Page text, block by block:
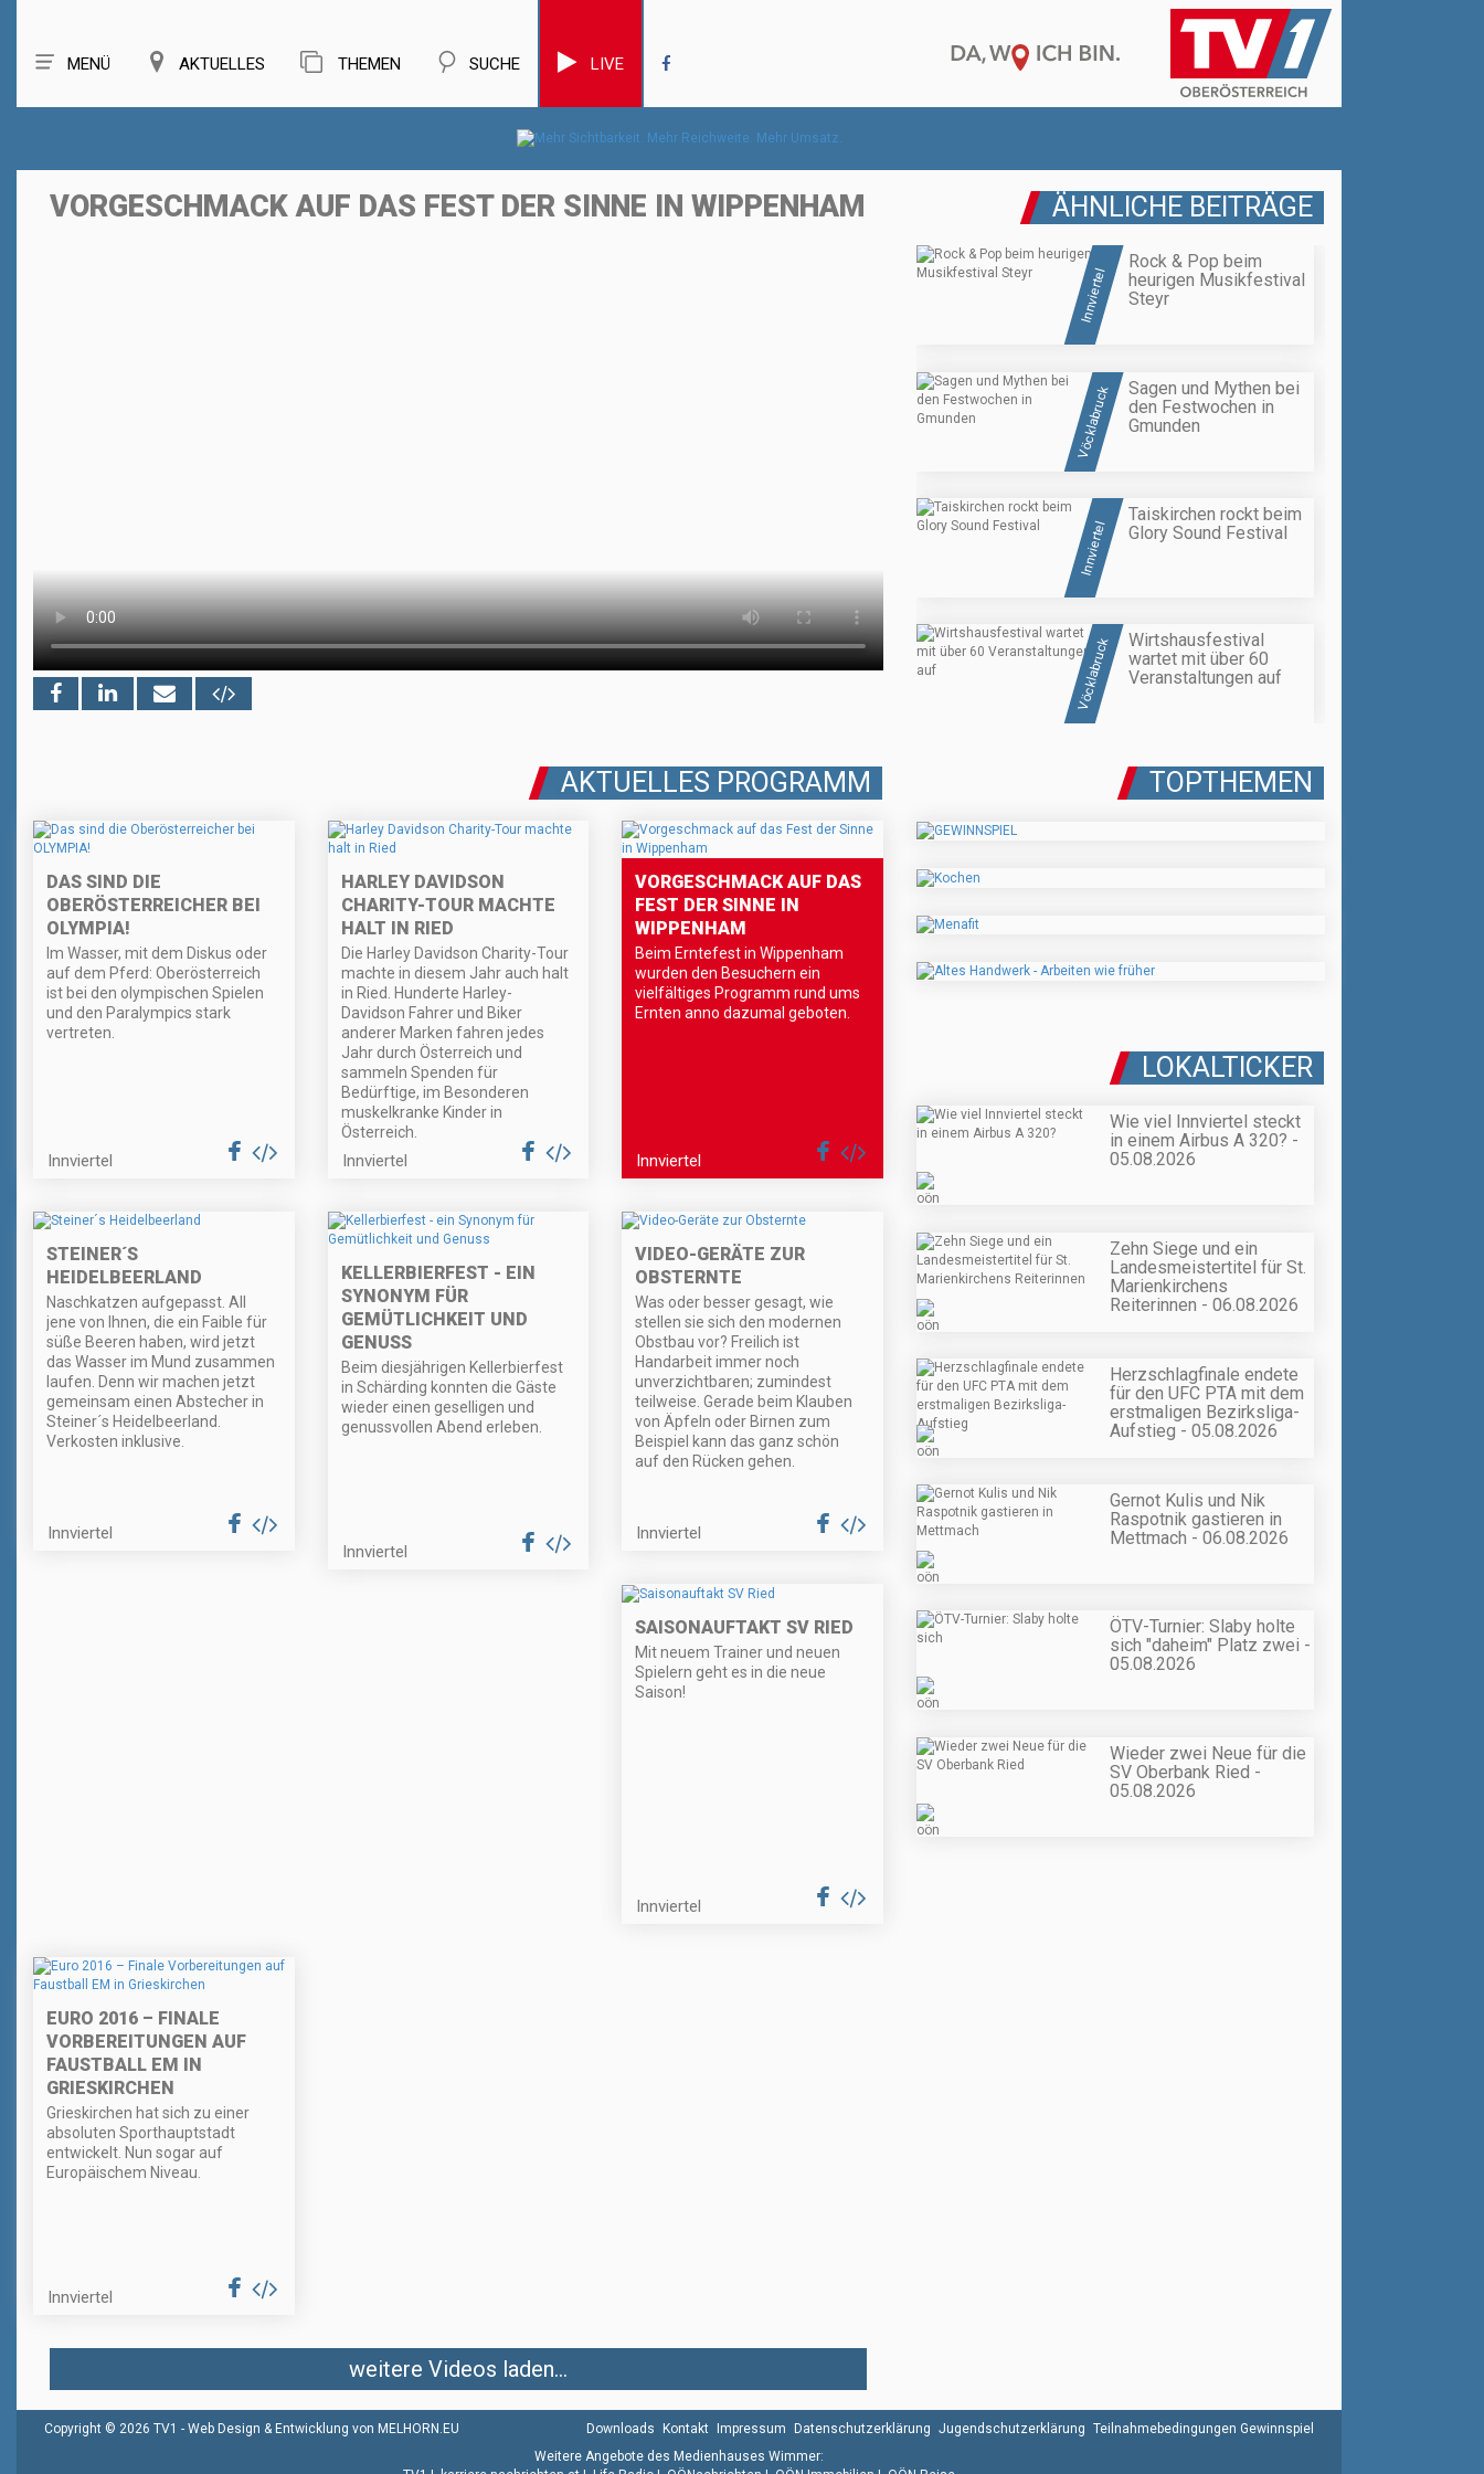
MENÜ AKTUELLES THEMEN SUCHE LIVE
VORGESCHMACK AUF DAS FEST DER SINNE IN WIPPENHAM ÄHNLICHE BEITRÄGE
Innviertel
Rock & Pop beim
heurigen Musikfestival
Steyr
Vöcklabruck
Sagen und Mythen bei
den Festwochen in
Gmunden
Innviertel
Taiskirchen rockt beim
Glory Sound Festival
Vöcklabruck
Wirtshausfestival
wartet mit über 60
Veranstaltungen auf
AKTUELLES PROGRAMM
DAS SIND DIE
OBERÖSTERREICHER BEI
OLYMPIA!
Im Wasser, mit dem Diskus oder
auf dem Pferd: Oberösterreich
ist bei den olympischen Spielen
und den Paralympics stark
vertreten.
Innviertel
HARLEY DAVIDSON
CHARITY-TOUR MACHTE
HALT IN RIED
Die Harley Davidson Charity-Tour
machte in diesem Jahr auch halt
in Ried. Hunderte Harley-
Davidson Fahrer und Biker
anderer Marken fahren jedes
Jahr durch Österreich und
sammeln Spenden für
Bedürftige, im Besonderen
muskelkranke Kinder in
Österreich.
Innviertel
VORGESCHMACK AUF DAS
FEST DER SINNE IN
WIPPENHAM
Beim Erntefest in Wippenham
wurden den Besuchern ein
vielfältiges Programm rund ums
Ernten anno dazumal geboten.
Innviertel
STEINER´S
HEIDELBEERLAND
Naschkatzen aufgepasst. All
jene von Ihnen, die ein Faible für
süße Beeren haben, wird jetzt
das Wasser im Mund zusammen
laufen. Denn wir machen jetzt
gemeinsam einen Abstecher in
Steiner´s Heidelbeerland.
Verkosten inklusive.
Innviertel
KELLERBIERFEST - EIN
SYNONYM FÜR
GEMÜTLICHKEIT UND
GENUSS
Beim diesjährigen Kellerbierfest
in Schärding konnten die Gäste
wieder einen geselligen und
genussvollen Abend erleben.
Innviertel
VIDEO-GERÄTE ZUR
OBSTERNTE
Was oder besser gesagt, wie
stellen sie sich den modernen
Obstbau vor? Freilich ist
Handarbeit immer noch
unverzichtbaren; zumindest
teilweise. Gerade beim Klauben
von Äpfeln oder Birnen zum
Beispiel kann das ganz schön
auf den Rücken gehen.
Innviertel
SAISONAUFTAKT SV RIED
Mit neuem Trainer und neuen
Spielern geht es in die neue
Saison!
Innviertel
EURO 2016 – FINALE
VORBEREITUNGEN AUF
FAUSTBALL EM IN
GRIESKIRCHEN
Grieskirchen hat sich zu einer
absoluten Sporthauptstadt
entwickelt. Nun sogar auf
Europäischem Niveau.
Innviertel
weitere Videos laden...
TOPTHEMEN
LOKALTICKER
Wie viel Innviertel steckt
in einem Airbus A 320? -
05.08.2026
Zehn Siege und ein
Landesmeistertitel für St.
Marienkirchens
Reiterinnen - 06.08.2026
Herzschlagfinale endete
für den UFC PTA mit dem
erstmaligen Bezirksliga-
Aufstieg - 05.08.2026
Gernot Kulis und Nik
Raspotnik gastieren in
Mettmach - 06.08.2026
ÖTV-Turnier: Slaby holte
sich "daheim" Platz zwei -
05.08.2026
Wieder zwei Neue für die
SV Oberbank Ried -
05.08.2026
Copyright © 2026 TV1 - Web Design & Entwicklung von MELHORN.EU Downloads Kontakt Impressum Datenschutzerklärung Jugendschutzerklärung Teilnahmebedingungen Gewinnspiel
Weitere Angebote des Medienhauses Wimmer: